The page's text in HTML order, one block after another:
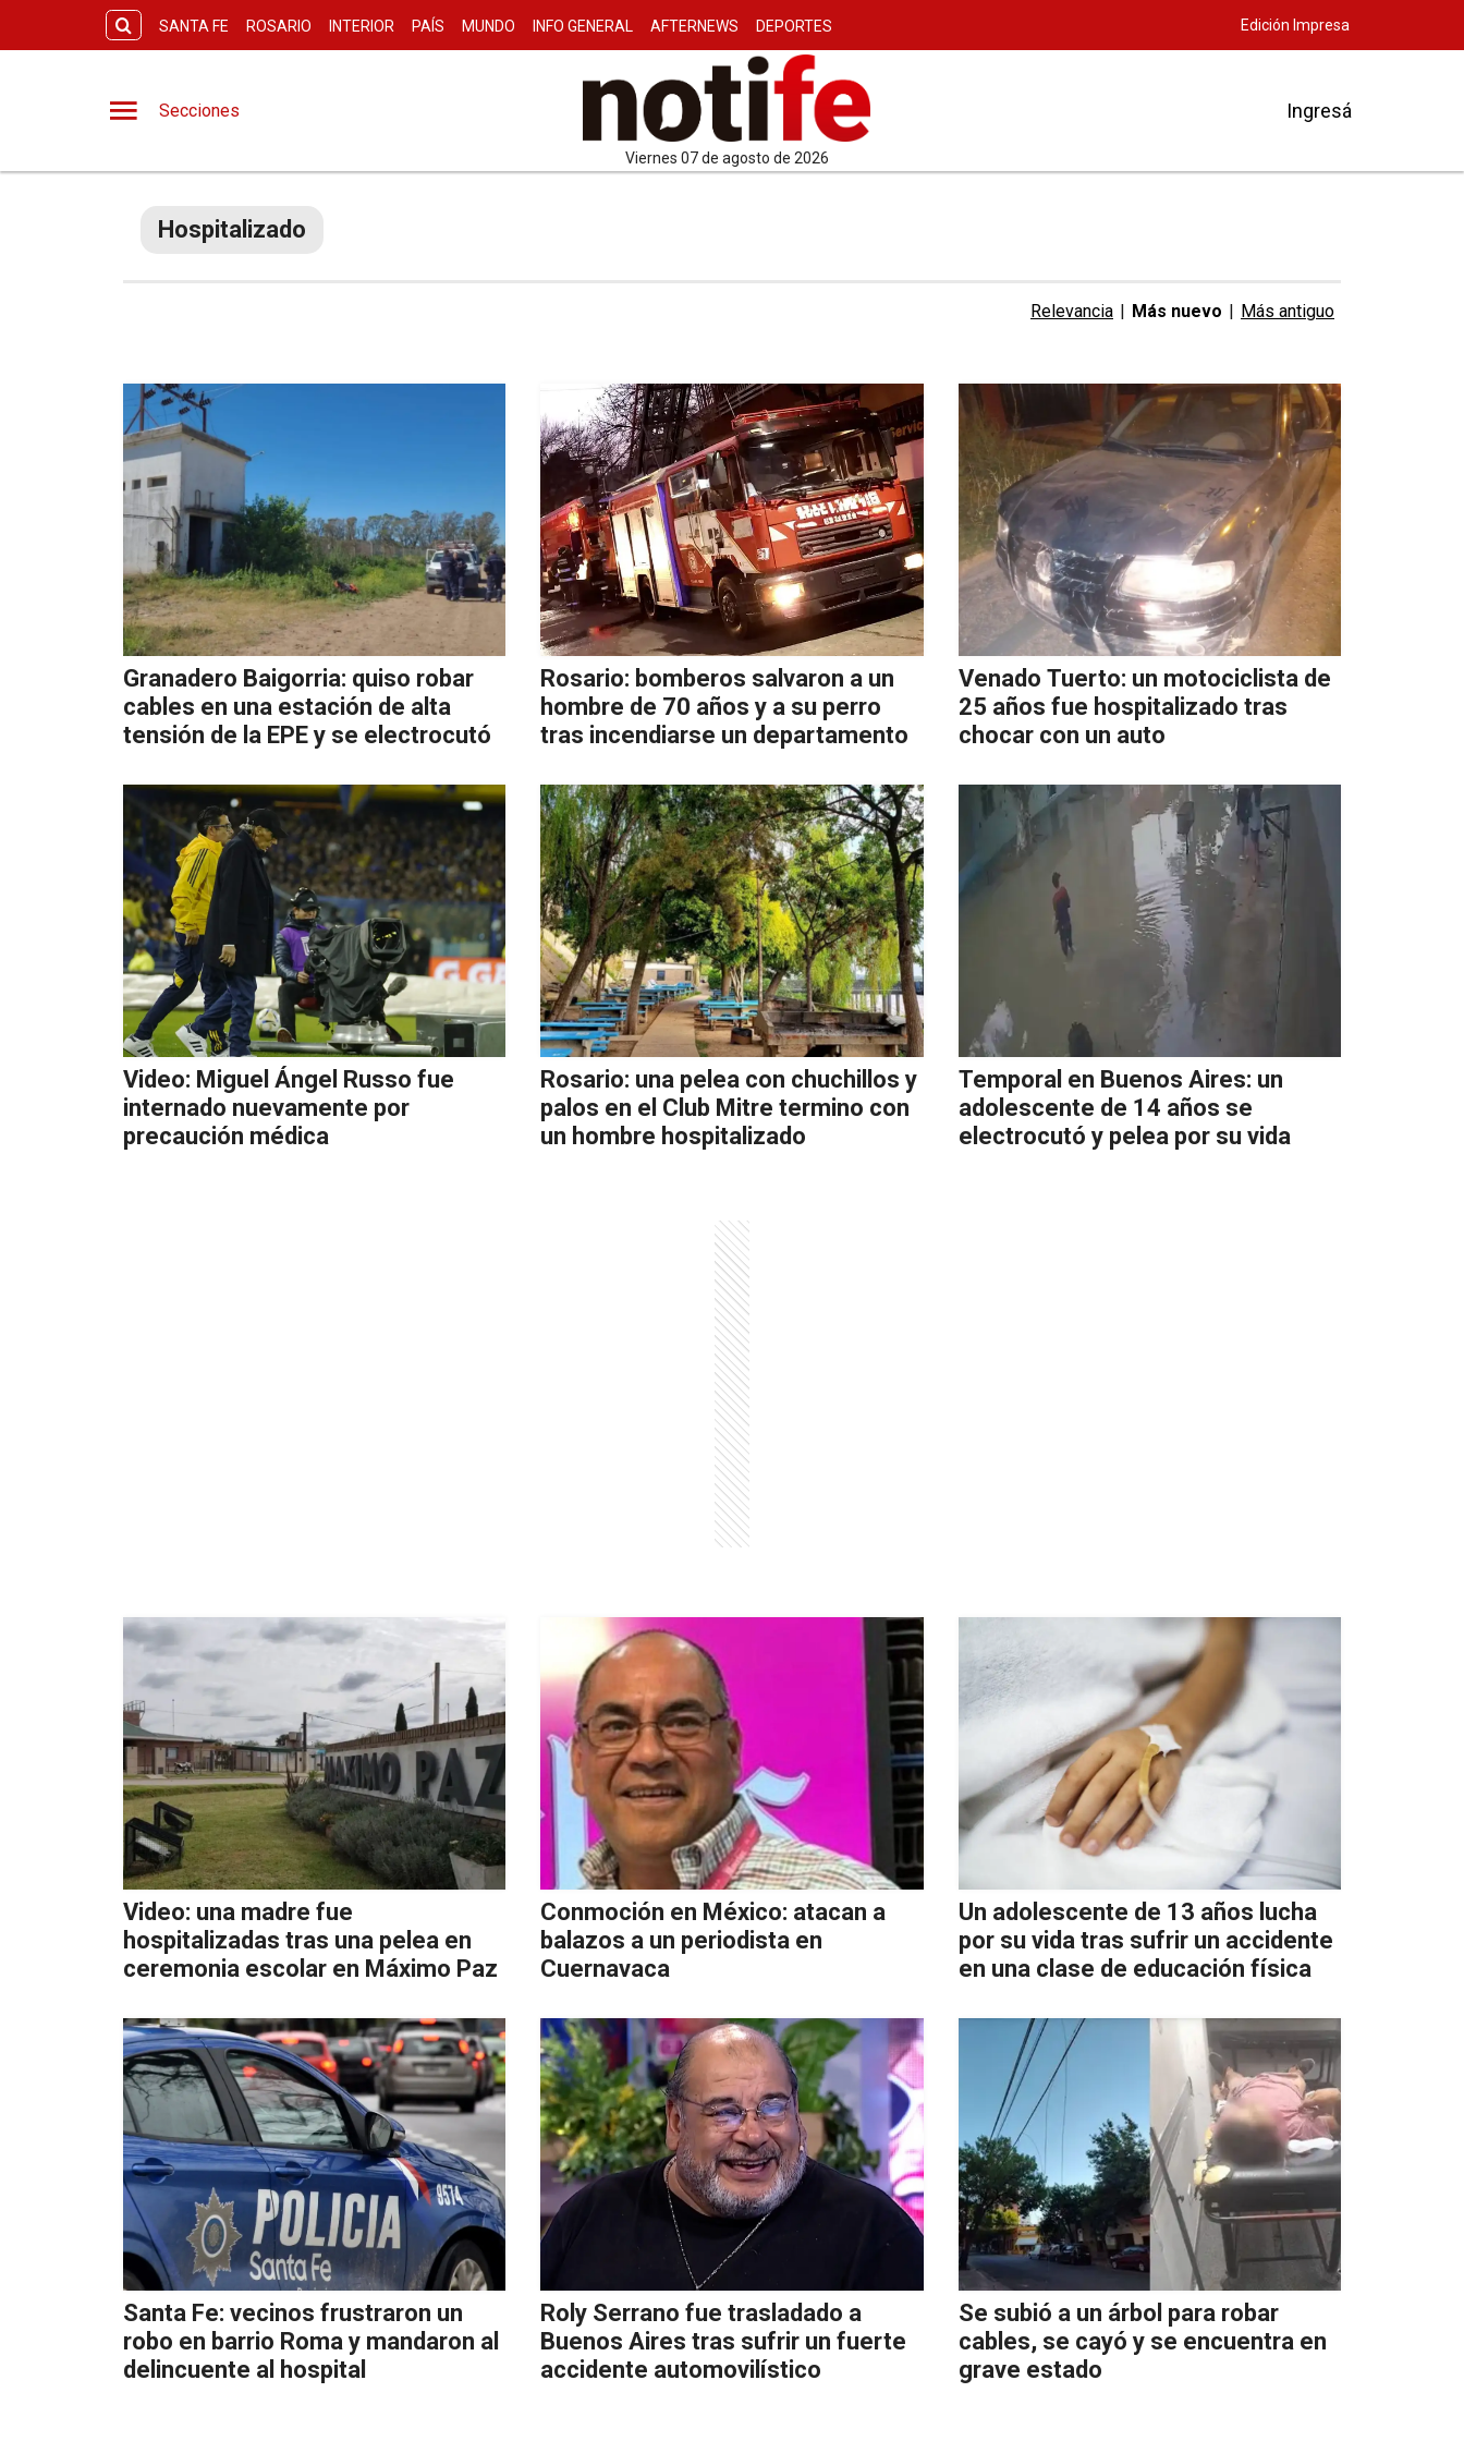
SANTA FE ROSARIO INTERIOR PAÍS MUNDO INFO GENERAL AFTERNEWS DEPORTES Edición Impresa
Secciones
viernes 07 de agosto de 2026
Ingresá
Hospitalizado
Relevancia | Más nuevo | Más antiguo
Granadero Baigorria: quiso robar
cables en una estación de alta
tensión de la EPE y se electrocutó
Rosario: bomberos salvaron a un
hombre de 70 años y a su perro
tras incendiarse un departamento
Venado Tuerto: un motociclista de
25 años fue hospitalizado tras
chocar con un auto
Video: Miguel Ángel Russo fue
internado nuevamente por
precaución médica
Rosario: una pelea con chuchillos y
palos en el Club Mitre termino con
un hombre hospitalizado
Temporal en Buenos Aires: un
adolescente de 14 años se
electrocutó y pelea por su vida
Video: una madre fue
hospitalizadas tras una pelea en
ceremonia escolar en Máximo Paz
Conmoción en México: atacan a
balazos a un periodista en
Cuernavaca
Un adolescente de 13 años lucha
por su vida tras sufrir un accidente
en una clase de educación física
Santa Fe: vecinos frustraron un
robo en barrio Roma y mandaron al
delincuente al hospital
Roly Serrano fue trasladado a
Buenos Aires tras sufrir un fuerte
accidente automovilístico
Se subió a un árbol para robar
cables, se cayó y se encuentra en
grave estado